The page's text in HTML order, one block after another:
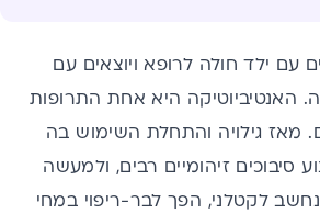
עם ילד חולה לרופא ויוצאים עם
האנטיביוטיקה היא אחת התרופות
מאז גילויה והתחלת השימוש בה
סיבוכים זיהומיים רבים, ולמעשה
לקטלני, הפך לבר-ריפוי במחי